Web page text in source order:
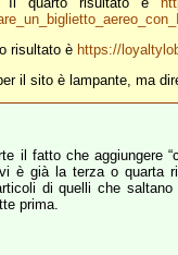
risultato è https://
il sito è lampante, ma
il fatto che aggiungere
è già la terza o quarta
di quelli che
prima.